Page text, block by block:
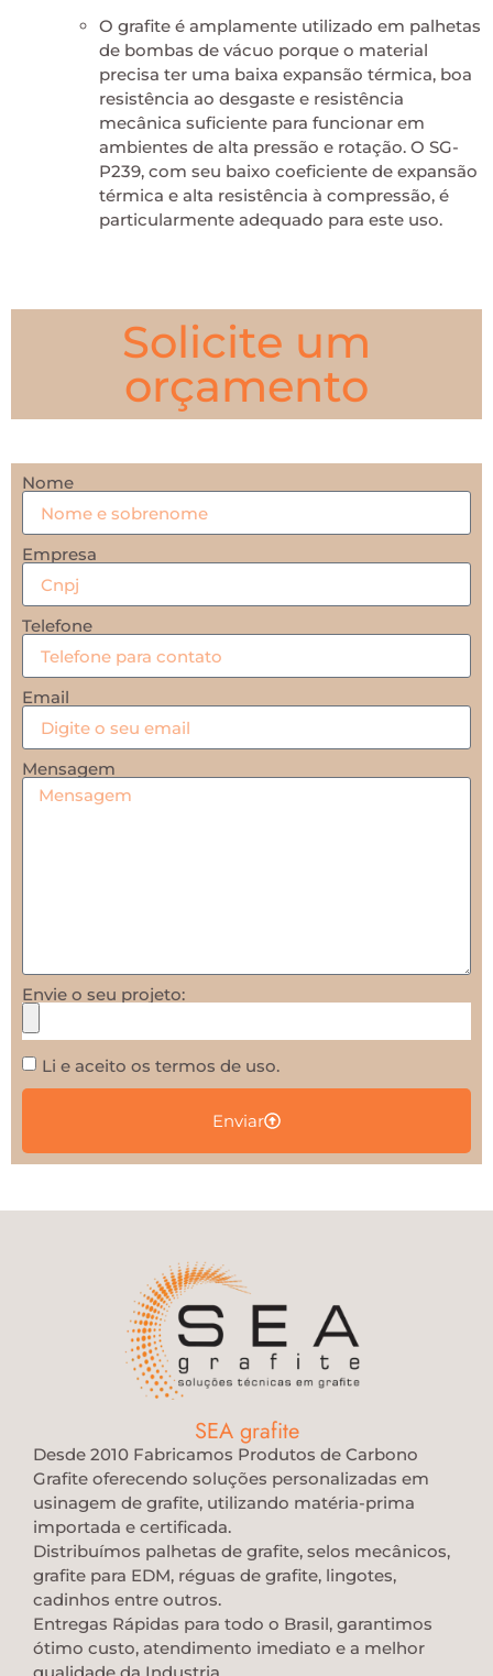
O grafite é amplamente utilizado em palhetas
de bombas de vácuo porque o material
precisa ter uma baixa expansão térmica, boa
resistência ao desgaste e resistência
mecânica suficiente para funcionar em
ambientes de alta pressão e rotação. O SG-
P239, com seu baixo coeficiente de expansão
térmica e alta resistência à compressão, é
particularmente adequado para este uso.
Solicite um
orçamento
Nome
Empresa
Telefone
Email
Mensagem
Envie o seu projeto:
Li e aceito os termos de uso.
Enviar
SEA grafite
Desde 2010 Fabricamos Produtos de Carbono
Grafite oferecendo soluções personalizadas em
usinagem de grafite, utilizando matéria-prima
importada e certificada.
Distribuímos palhetas de grafite, selos mecânicos,
grafite para EDM, réguas de grafite, lingotes,
cadinhos entre outros.
Entregas Rápidas para todo o Brasil, garantimos
ótimo custo, atendimento imediato e a melhor